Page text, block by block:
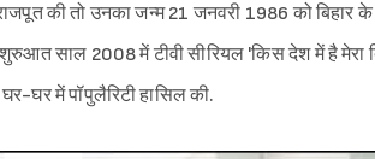
की तो उनका जन्म 21 जनवरी 1986 को बिहार
साल 2008 में टीवी सीरियल 'किस देश में है मेरा
घर में पॉपुलैरिटी हासिल की.